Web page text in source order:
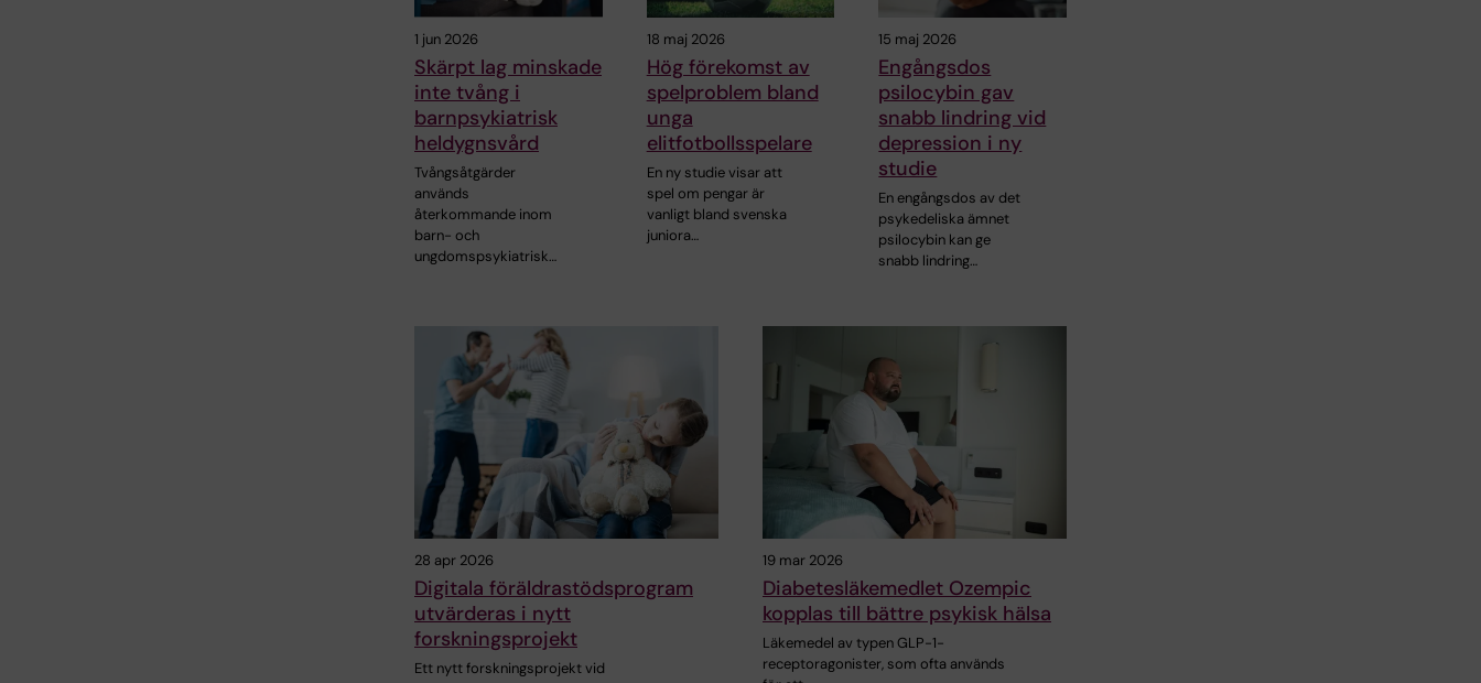
1 jun 2026
Skärpt lag minskade
inte tvång i
barnpsykiatrisk
heldygnsvård
Tvångsåtgärder
används
återkommande inom
barn- och
ungdomspsykiatrisk…
18 maj 2026
Hög förekomst av
spelproblem bland
unga
elitfotbollsspelare
En ny studie visar att
spel om pengar är
vanligt bland svenska
juniora…
15 maj 2026
Engångsdos
psilocybin gav
snabb lindring vid
depression i ny
studie
En engångsdos av det
psykedeliska ämnet
psilocybin kan ge
snabb lindring…
28 apr 2026
Digitala föräldrastödsprogram
utvärderas i nytt
forskningsprojekt
Ett nytt forskningsprojekt vid
19 mar 2026
Diabetesläkemedlet Ozempic
kopplas till bättre psykisk hälsa
Läkemedel av typen GLP-1-
receptoragonister, som ofta används